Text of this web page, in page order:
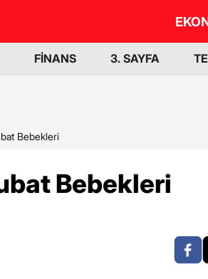
FİNANS 3. SAYFA
Bebekleri
Bebekleri